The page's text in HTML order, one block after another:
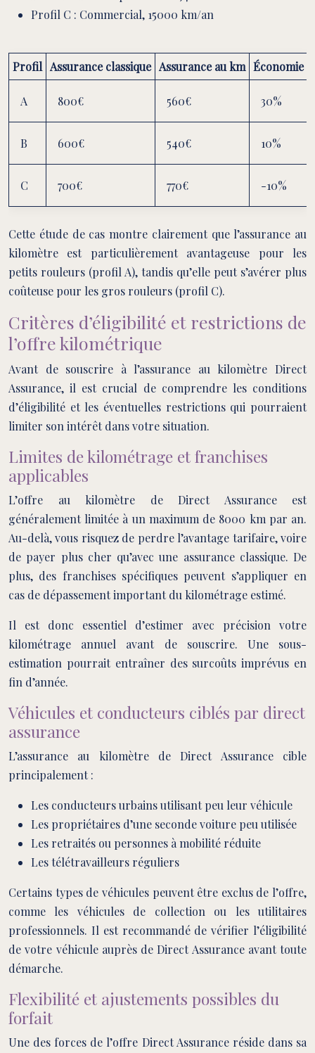
Profil C : Commercial, 15000 km/an
Profil Assurance classique Assurance au km Économie
A 800€ 560€ 30%
B 600€ 540€ 10%
C 700€ 770€ -10%
Cette étude de cas montre clairement que l’assurance au
kilomètre est particulièrement avantageuse pour les
petits rouleurs (profil A), tandis qu’elle peut s’avérer plus
coûteuse pour les gros rouleurs (profil C).
Critères d’éligibilité et restrictions de
l’offre kilométrique
Avant de souscrire à l’assurance au kilomètre Direct
Assurance, il est crucial de comprendre les conditions
d’éligibilité et les éventuelles restrictions qui pourraient
limiter son intérêt dans votre situation.
Limites de kilométrage et franchises
applicables
L’offre au kilomètre de Direct Assurance est
généralement limitée à un maximum de 8000 km par an.
Au-delà, vous risquez de perdre l’avantage tarifaire, voire
de payer plus cher qu’avec une assurance classique. De
plus, des franchises spécifiques peuvent s’appliquer en
cas de dépassement important du kilométrage estimé.
Il est donc essentiel d’estimer avec précision votre
kilométrage annuel avant de souscrire. Une sous-
estimation pourrait entraîner des surcoûts imprévus en
fin d’année.
Véhicules et conducteurs ciblés par direct
assurance
L’assurance au kilomètre de Direct Assurance cible
principalement :
Les conducteurs urbains utilisant peu leur véhicule
Les propriétaires d’une seconde voiture peu utilisée
Les retraités ou personnes à mobilité réduite
Les télétravailleurs réguliers
Certains types de véhicules peuvent être exclus de l’offre,
comme les véhicules de collection ou les utilitaires
professionnels. Il est recommandé de vérifier l’éligibilité
de votre véhicule auprès de Direct Assurance avant toute
démarche.
Flexibilité et ajustements possibles du
forfait
Une des forces de l’offre Direct Assurance réside dans sa